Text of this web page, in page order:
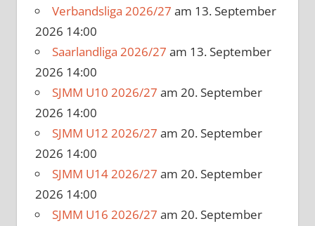
Verbandsliga 2026/27 am 13. September
2026 14:00
Saarlandliga 2026/27 am 13. September
2026 14:00
SJMM U10 2026/27 am 20. September
2026 14:00
SJMM U12 2026/27 am 20. September
2026 14:00
SJMM U14 2026/27 am 20. September
2026 14:00
SJMM U16 2026/27 am 20. September